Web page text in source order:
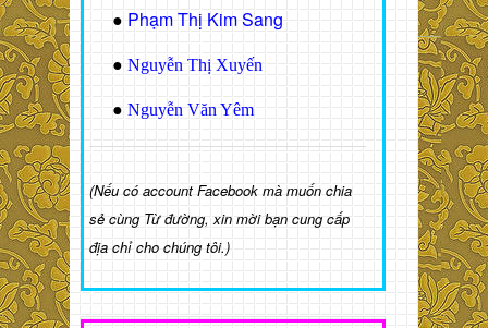
● Phạm Thị Kim Sang
● Nguyễn Thị Xuyến
● Nguyễn Văn Yêm
(Nếu có account Facebook mà muốn chia
sẻ cùng Từ đường, xin mời bạn cung cấp
địa chỉ cho chúng tôi.)